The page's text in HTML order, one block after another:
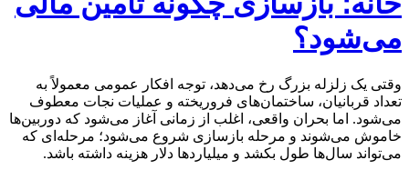
می‌شود؟
وقتی یک زلزله بزرگ رخ می‌دهد، توجه افکار عمومی معمولاً به
تعداد قربانیان، ساختمان‌های فروریخته و عملیات نجات معطوف
می‌شود. اما بحران واقعی، اغلب از زمانی آغاز می‌شود که دوربین‌ها
خاموش می‌شوند و مرحله بازسازی شروع می‌شود؛ مرحله‌ای که
می‌تواند سال‌ها طول بکشد و میلیاردها دلار هزینه داشته باشد.